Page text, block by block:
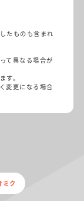
たものも含まれ
て異なる場合が
す。
変更になる場合
ク